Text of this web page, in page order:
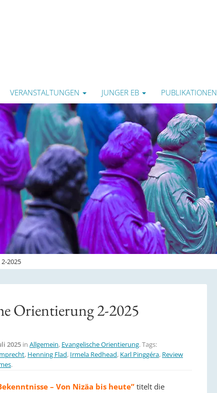
VERANSTALTUNGEN JUNGER EB PUBLIKATIONEN
2025
Orientierung 2-2025
2025 in Allgemein, Evangelische Orientierung. Tags:
, Henning Flad, Irmela Redhead, Karl Pinggéra, Review
.
– Von Nizäa bis heute”titelt die